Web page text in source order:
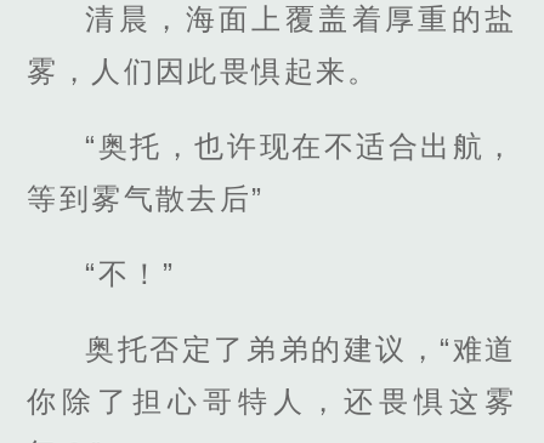
清晨，海面上覆盖着厚重的盐
雾，人们因此畏惧起来。
“奥托，也许现在不适合出航，
等到雾气散去后”
“不！”
奥托否定了弟弟的建议，“难道
你除了担心哥特人，还畏惧这雾